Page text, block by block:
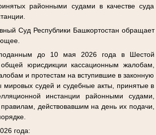
районными судами в качестве суда
Суд Республики Башкортостан обращает
поданным до 10 мая 2026 года в Шестой
юрисдикции кассационным жалобам,
и протестам на вступившие в законную
мировых судей и судебные акты, принятые в
инстанции районными судами,
действовавшим на день их подачи,
года: